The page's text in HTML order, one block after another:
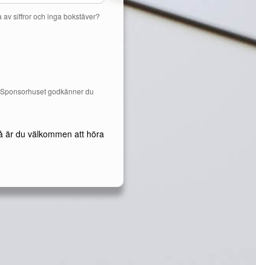
siffror och inga bokstäver?
godkänner du
är du välkommen att höra